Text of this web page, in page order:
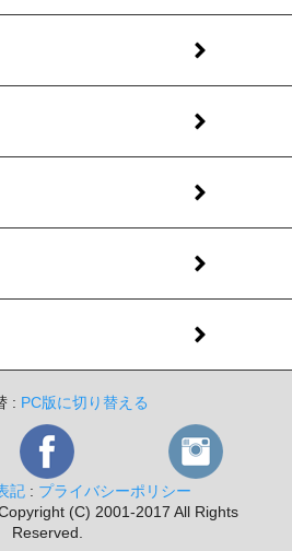
: PC版に切り替える
記 : プライバシーポリシー
(C) 2001-2017 All Rights
Reserved.